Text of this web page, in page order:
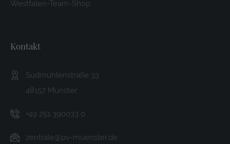
Westfalen-Team-Shop
Kontakt
Sudmühlenstraße 33
48157 Münster
+49 251 390033 0
zentrale@pv-muenster.de